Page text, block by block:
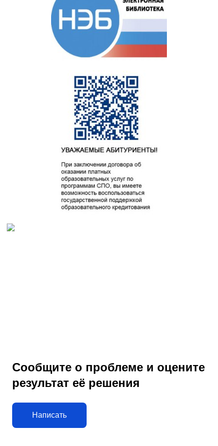
Сообщите о проблеме и оцените
результат её решения
Написать